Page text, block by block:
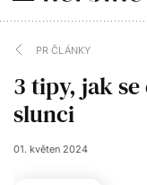
PR ČLÁNKY
3 tipy, jak
slunci
01. květen 2024